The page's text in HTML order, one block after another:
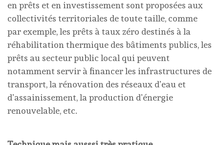
en prêts et en investissement sont proposées aux
collectivités territoriales de toute taille, comme
par exemple, les prêts à taux zéro destinés à la
réhabilitation thermique des bâtiments publics, les
prêts au secteur public local qui peuvent
notamment servir à financer les infrastructures de
transport, la rénovation des réseaux d’eau et
d’assainissement, la production d’énergie
renouvelable, etc.